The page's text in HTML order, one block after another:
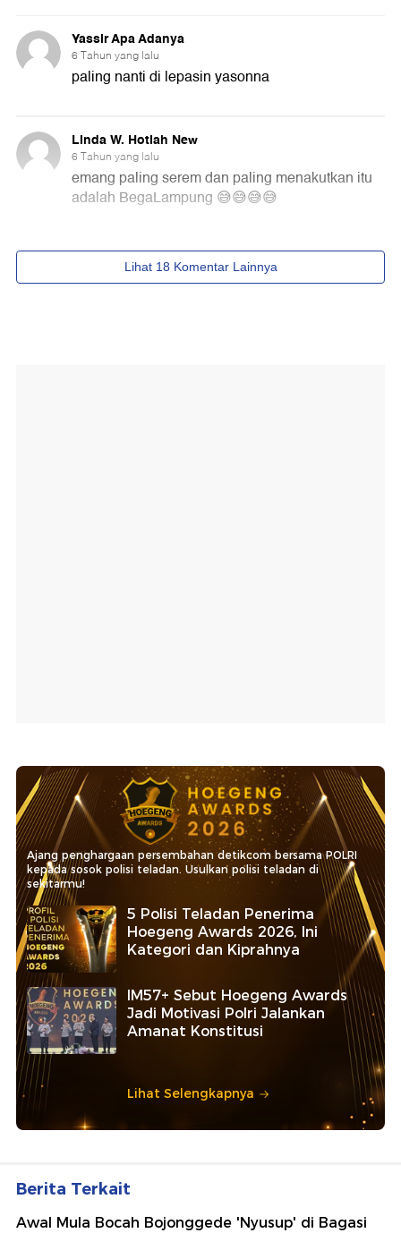
Ajang penghargaan persembahan detikcom bersama POLRI
kepada sosok polisi teladan. Usulkan polisi teladan di
sekitarmu!
5 Polisi Teladan Penerima
Hoegeng Awards 2026, Ini
Kategori dan Kiprahnya
IM57+ Sebut Hoegeng Awards
Jadi Motivasi Polri Jalankan
Amanat Konstitusi
Lihat Selengkapnya
Berita Terkait
Awal Mula Bocah Bojonggede 'Nyusup' di Bagasi